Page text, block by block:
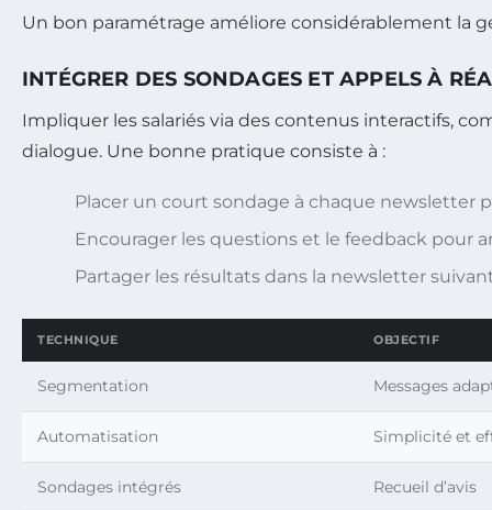
Un bon paramétrage améliore considérablement la
INTÉGRER DES SONDAGES ET APPELS À
Impliquer les salariés via des contenus interactifs,
dialogue. Une bonne pratique consiste à :
Placer un court sondage à chaque newsletter
Encourager les questions et le feedback pour
Partager les résultats dans la newsletter
TECHNIQUE OBJECTIF
Segmentation Messages
Automatisation Simplicité et
Sondages intégrés Recueil d’avis